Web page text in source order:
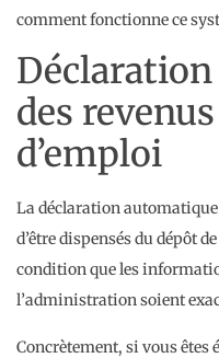
comment fonctionne ce
des
d’emploi
La déclaration
d’être dispensés du dépôt
condition que les
l’administration soient
Concrètement, si vous